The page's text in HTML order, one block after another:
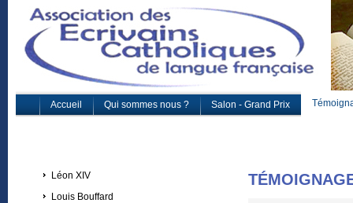
Accueil Qui sommes nous ? Salon - Grand Prix
Léon XIV
Louis Bouffard